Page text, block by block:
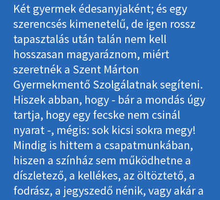
Két gyermek édesanyjaként; és egy
szerencsés kimenetelű, de igen rossz
tapasztalás után talán nem kell
hosszasan magyaráznom, miért
szeretnék a Szent Márton
Gyermekmentő Szolgálatnak segíteni.
Hiszek abban, hogy - bár a mondás úgy
tartja, hogy egy fecske nem csinál
nyarat -, mégis: sok kicsi sokra megy!
Mindig is hittem a csapatmunkában,
hiszen a színház sem működhetne a
díszletező, a kellékes, az öltöztető, a
fodrász, a jegyszedő nénik, vagy akár a